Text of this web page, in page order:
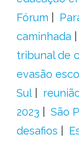
Fórum
caminhada
tribunal de
evasão
Sul
2023
São
desafios